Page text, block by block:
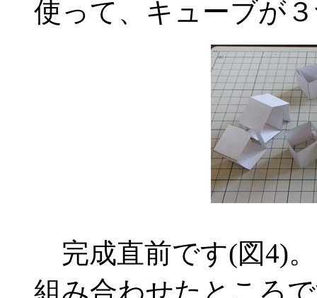
使って、キューブが
完成直前です(図4)
組み合わせたところ